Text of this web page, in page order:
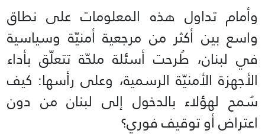
وأمام تداول هذه المعلومات على نطاق
واسع بين أكثر من مرجعية أمنيّة وسياسية
في لبنان، طُرحت أسئلة ملحّة تتعلّق بأداء
الأجهزة الأمنيّة الرسمية، وعلى رأسها: كيف
سُمح لهؤلاء بالدخول إلى لبنان من دون
اعتراض أو توقيف فوري؟